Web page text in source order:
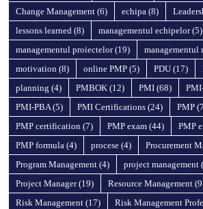
Change Management(6) echipa (8)
lessons learned (8) managementul echipelor(5)
managementul proiectelor(19) managementul
motivation (8) online PMP(5) PDU(17)
planning (4) PMBOK(12) PMI(68)
PMI-PBA(5) PMI Certifications(24) PMP
PMP certification (7) PMP exam(44) PMP
PMP formula (4) procese(4) Procurement
Program Management(4) project management
Project Manager(19) Resource Management
Risk Management(17) Risk Management